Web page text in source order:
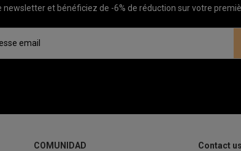
et bénéficiez de -6% de réduction sur votre
COMUNIDAD Contact us